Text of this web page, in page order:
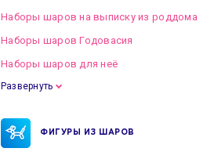
Наборы шаров на выписку из роддома
Наборы шаров Годовасия
Наборы шаров для неё
Развернуть
ФИГУРЫ ИЗ ШАРОВ